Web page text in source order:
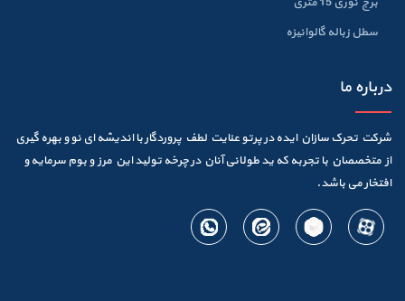
سطل زباله گالوانيزه
درباره ما
شرکت تحرک سازان ایده در پرتو عنایت لطف پروردگار با اندیشه ای نو و بهره گیری
از متخصصان با تجربه که ید طولانی آنان در چرخه تولید این مرز و بوم سرمایه و
افتخار می باشد.